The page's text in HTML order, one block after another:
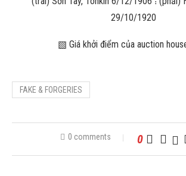
29/10/1920
▧ Giá khởi điểm của auction
FAKE & FORGERIES
0 comments 0